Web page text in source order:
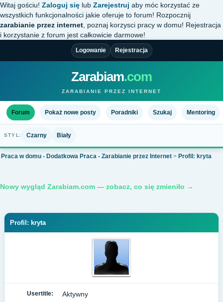
Witaj gościu! Zaloguj się lub Zarejestruj aby móc korzystać ze
wszystkich funkcjonalności jakie oferuje to forum! Rozpocznij
zarabianie przez internet , poznaj korzysci pracy w domu! Rejestracja
i korzystanie z forum jest całkowicie darmowe!
Logowanie Rejestracja
Zarabiam.com
ZARABIANIE PRZEZ INTERNET
Forum Pokaż nowe posty Poradniki Szukaj Mentoring
STYL: Czarny Biały
Praca w domu - Dodatkowa Praca - Zarabianie przez Internet > Profil: kryta
Nowy wygląd Zarabiam.com — zobacz, co się zmieniło →
Profil: kryta
Usertitle: Aktywny